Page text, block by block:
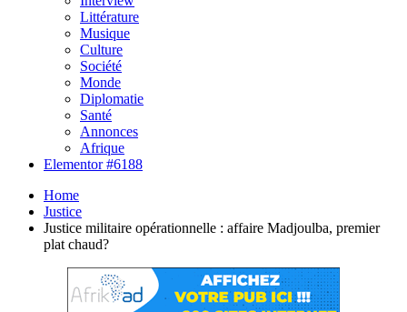
Littérature
Musique
Culture
Société
Monde
Diplomatie
Santé
Annonces
Afrique
Elementor #6188
Home
Justice
Justice militaire opérationnelle : affaire Madjoulba, premier
plat chaud?